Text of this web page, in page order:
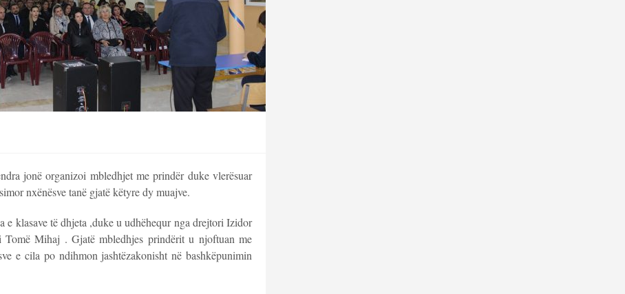
jonë organizoi mbledhjet me prindër duke vlerësuar
nxënësve tanë gjatë këtyre dy muajve.
e klasave të dhjeta ,duke u udhëhequr nga drejtori Izidor
Tomë Mihaj . Gjatë mbledhjes prindërit u njoftuan me
e cila po ndihmon jashtëzakonisht në bashkëpunimin